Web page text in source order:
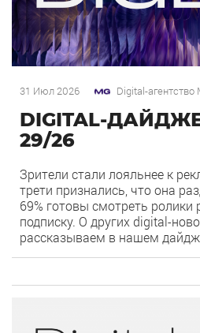
31 Июл 2026 Digital-агентство
DIGITAL-
29/26
Зрители стали лояльнее к
трети признались, что она
69% готовы смотреть ролики
подписку. О других digital-
рассказываем в нашем
Директе появился
коллтрекинг — без доплат и